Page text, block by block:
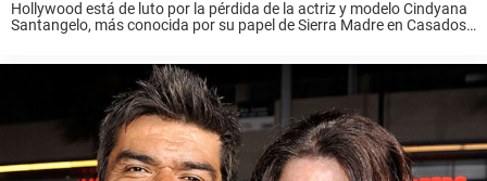
Hollywood está de luto por la pérdida de la actriz y modelo Cindyana
Santangelo, más conocida por su papel de Sierra Madre en Casados…